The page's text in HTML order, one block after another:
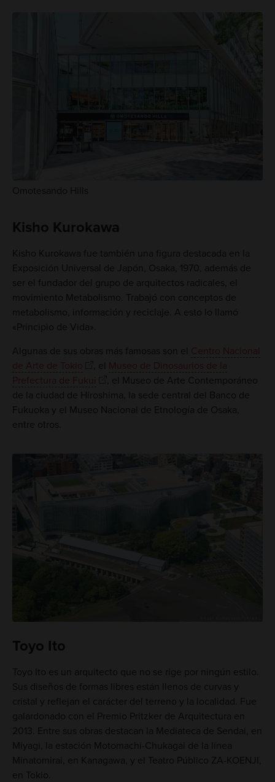
Omotesando Hills
Kisho Kurokawa
Kisho Kurokawa fue también una figura destacada en la
Exposición Universal de Japón, Osaka, 1970, además de
ser el fundador del grupo de arquitectos radicales, el
movimiento Metabolismo. Trabajó con conceptos de
metabolismo, información y reciclaje. A esto lo llamó
«Principio de Vida».
Algunas de sus obras más famosas son el Centro Nacional
de Arte de Tokio
, el Museo de Dinosaurios de la
Prefectura de Fukui
, el Museo de Arte Contemporáneo
de la ciudad de Hiroshima, la sede central del Banco de
Fukuoka y el Museo Nacional de Etnología de Osaka,
entre otros.
Toyo Ito
Toyo Ito es un arquitecto que no se rige por ningún estilo.
Sus diseños de formas libres están llenos de curvas y
cristal y reflejan el carácter del terreno y la localidad. Fue
galardonado con el Premio Pritzker de Arquitectura en
2013. Entre sus obras destacan la Mediateca de Sendai, en
Miyagi, la estación Motomachi-Chukagai de la línea
Minatomirai, en Kanagawa, y el Teatro Público ZA-KOENJI,
en Tokio.